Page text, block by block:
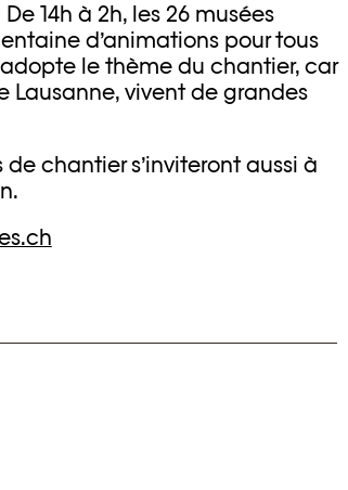
14h à 2h, les 26 musées
d’animations pour tous
le thème du chantier, car
Lausanne, vivent de grandes
chantier s’inviteront aussi à